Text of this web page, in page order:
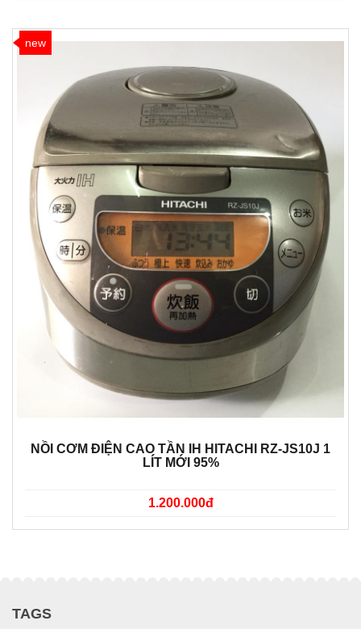
new
NỒI CƠM ĐIỆN CAO TẦN IH HITACHI RZ-JS10J 1
LÍT MỚI 95%
1.200.000đ
TAGS